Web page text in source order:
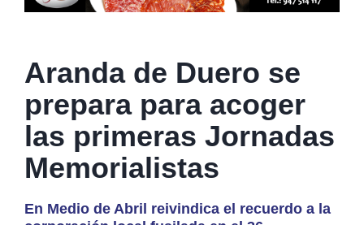
Aranda de Duero se
prepara para acoger
las primeras Jornadas
Memorialistas
En Medio de Abril reivindica el recuerdo a la